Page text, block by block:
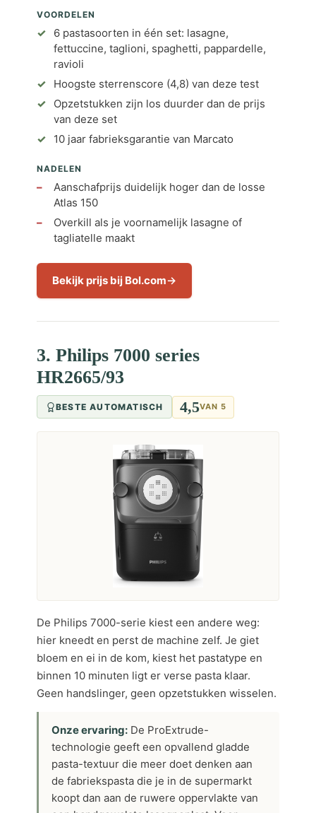
VOORDELEN
6 pastasoorten in één set: lasagne,
fettuccine, taglioni, spaghetti, pappardelle,
ravioli
Hoogste sterrenscore (4,8) van deze test
Opzetstukken zijn los duurder dan de prijs
van deze set
10 jaar fabrieksgarantie van Marcato
NADELEN
Aanschafprijs duidelijk hoger dan de losse
Atlas 150
Overkill als je voornamelijk lasagne of
tagliatelle maakt
Bekijk prijs bij Bol.com
3. Philips 7000 series
HR2665/93
BESTE AUTOMATISCH 4,5VAN 5
De Philips 7000-serie kiest een andere weg:
hier kneedt en perst de machine zelf. Je giet
bloem en ei in de kom, kiest het pastatype en
binnen 10 minuten ligt er verse pasta klaar.
Geen handslinger, geen opzetstukken wisselen.
Onze ervaring: De ProExtrude-
technologie geeft een opvallend gladde
pasta-textuur die meer doet denken aan
de fabriekspasta die je in de supermarkt
koopt dan aan de ruwere oppervlakte van